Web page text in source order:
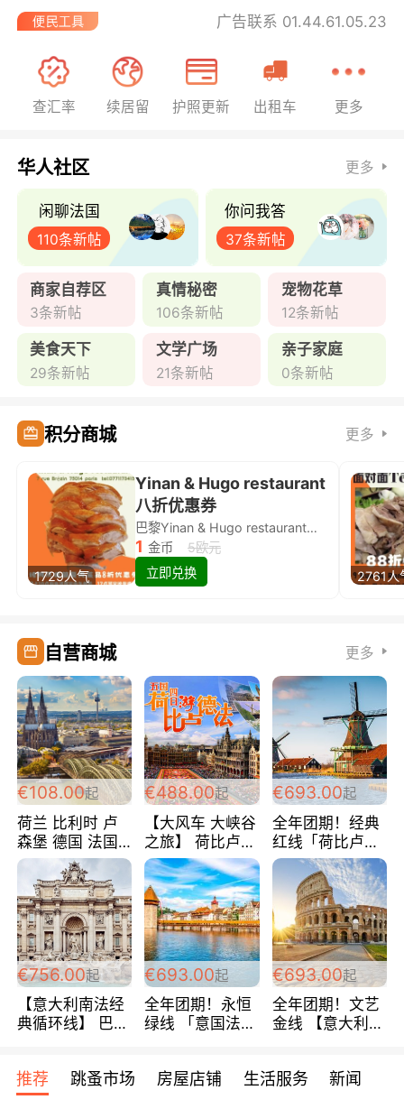
广告联系 01.44.61.05.23
查汇率 续居留 护照更新 出租车 更多
华人社区 更多
闲聊法国
110条新帖
你问我答
37条新帖
商家自荐区
3条新帖
真情秘密
106条新帖
宠物花草
12条新帖
美食天下
29条新帖
文学广场
21条新帖
亲子家庭
0条新帖
积分商城 更多
1729人气
Yinan & Hugo restaurant
八折优惠券
巴黎Yinan & Hugo restaurant除简餐类全场8折
1 金币
5欧元
立即兑换
2761人
自营商城 更多
€108.00起
荷兰 比利时 卢
森堡 德国 法国
超爽玩遍西欧 循
环线 全程四星宾
馆 108欧/人/天
€488.00起
【大风车 大峡谷
之旅】 荷比卢德
法 巴黎上下 经
典五国四日游
488欧/人
€693.00起
全年团期！经典
红线「荷比卢德
法」七天循环 五
国 仅售99欧/人/
天！巴黎上下！
包拼房~
€756.00起
【意大利南法经
典循环线】 巴黎
宾馆 108欧/天起
全程756欧/位
€693.00起
全年团期！永恒
绿线 「意国法
欧/天起 ~包拼房
€693.00起
全年团期！文艺
金线 【意大利一
每周铁发！
推荐 跳蚤市场 房屋店铺 生活服务 新闻